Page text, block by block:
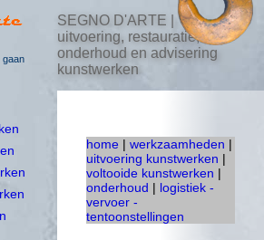
gaan
SEGNO D'ARTE |
uitvoering, restauratie,
onderhoud en advisering
kunstwerken
home | werkzaamheden |
uitvoering kunstwerken |
voltooide kunstwerken |
onderhoud | logistiek -
vervoer -
tentoonstellingen